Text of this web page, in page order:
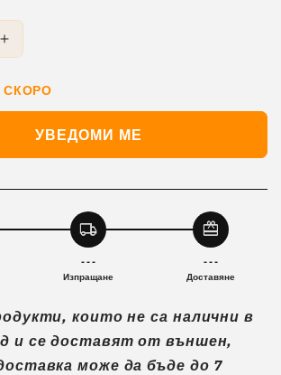
Увеличаване
количеството
пръсти
УВЕДОМИ МЕ
local_shipping
- - -
Изпращане
redeem
- - -
Доставяне
които не са налични в
и се доставят от външен,
може да бъде до 7